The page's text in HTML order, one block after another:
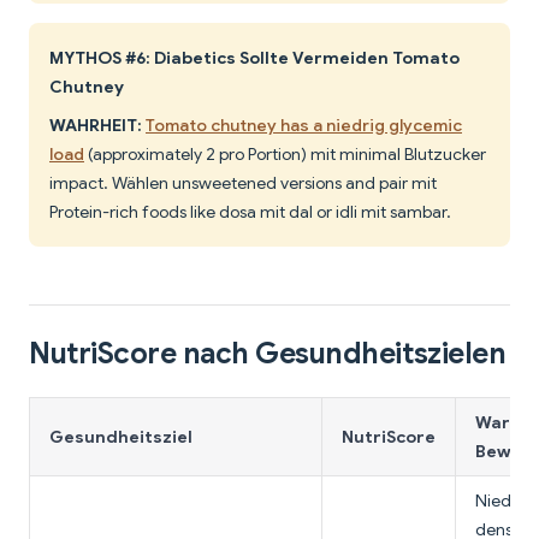
MYTHOS #6: Diabetics Sollte Vermeiden Tomato
Chutney
WAHRHEIT: Tomato chutney has a niedrig glycemic
load (approximately 2 pro Portion) mit minimal Blutzucker
impact. Wählen unsweetened versions and pair mit
Protein-rich foods like dosa mit dal or idli mit sambar.
NutriScore nach Gesundheitszielen
Gesundheitsziel NutriScore
Niedrig
density